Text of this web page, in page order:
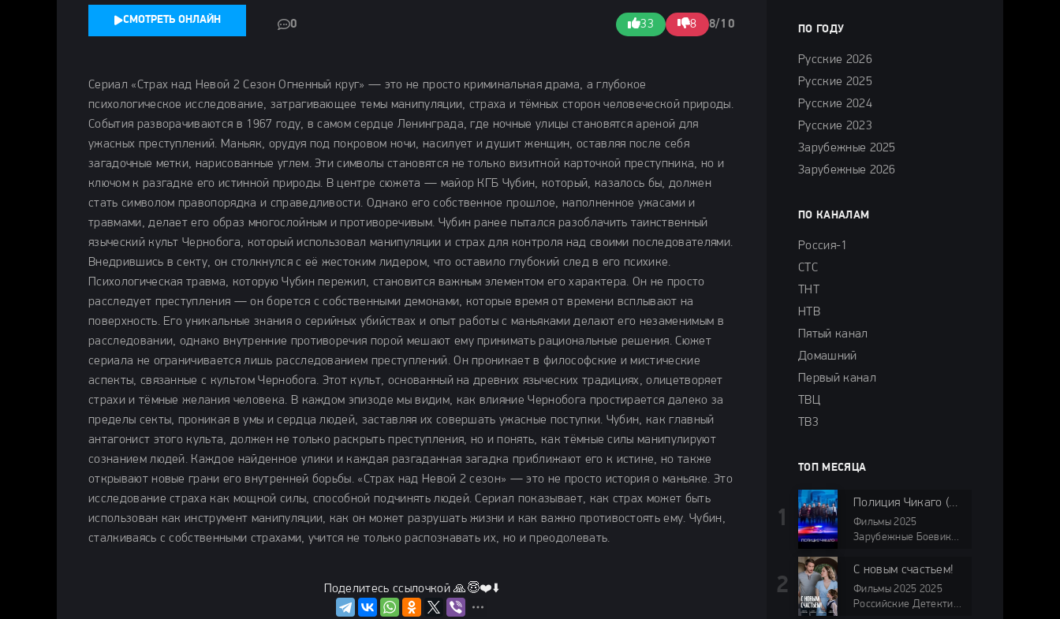
0 33 8 8/10
СМОТРЕТЬ ОНЛАЙН
Сериал «Страх над Невой 2 Сезон Огненный круг» — это не просто криминальная драма, а глубокое
психологическое исследование, затрагивающее темы манипуляции, страха и тёмных сторон человеческой природы.
События разворачиваются в 1967 году, в самом сердце Ленинграда, где ночные улицы становятся ареной для
ужасных преступлений. Маньяк, орудуя под покровом ночи, насилует и душит женщин, оставляя после себя
загадочные метки, нарисованные углем. Эти символы становятся не только визитной карточкой преступника, но и
ключом к разгадке его истинной природы. В центре сюжета — майор КГБ Чубин, который, казалось бы, должен
стать символом правопорядка и справедливости. Однако его собственное прошлое, наполненное ужасами и
травмами, делает его образ многослойным и противоречивым. Чубин ранее пытался разоблачить таинственный
языческий культ Чернобога, который использовал манипуляции и страх для контроля над своими последователями.
Внедрившись в секту, он столкнулся с её жестоким лидером, что оставило глубокий след в его психике.
Психологическая травма, которую Чубин пережил, становится важным элементом его характера. Он не просто
расследует преступления — он борется с собственными демонами, которые время от времени всплывают на
поверхность. Его уникальные знания о серийных убийствах и опыт работы с маньяками делают его незаменимым в
расследовании, однако внутренние противоречия порой мешают ему принимать рациональные решения. Сюжет
сериала не ограничивается лишь расследованием преступлений. Он проникает в философские и мистические
аспекты, связанные с культом Чернобога. Этот культ, основанный на древних языческих традициях, олицетворяет
страхи и тёмные желания человека. В каждом эпизоде мы видим, как влияние Чернобога простирается далеко за
пределы секты, проникая в умы и сердца людей, заставляя их совершать ужасные поступки. Чубин, как главный
антагонист этого культа, должен не только раскрыть преступления, но и понять, как тёмные силы манипулируют
сознанием людей. Каждое найденное улики и каждая разгаданная загадка приближают его к истине, но также
открывают новые грани его внутренней борьбы. «Страх над Невой 2 сезон» — это не просто история о маньяке. Это
исследование страха как мощной силы, способной подчинять людей. Сериал показывает, как страх может быть
использован как инструмент манипуляции, как он может разрушать жизни и как важно противостоять ему. Чубин,
сталкиваясь с собственными страхами, учится не только распознавать их, но и преодолевать.
Поделитесь ссылочкой 🙏😇❤️⬇️
ПО ГОДУ
Русские 2026
Русские 2025
Русские 2024
Русские 2023
Зарубежные 2025
Зарубежные 2026
ПО КАНАЛАМ
Россия-1
СТС
ТНТ
НТВ
Пятый канал
Домашний
Первый канал
ТВЦ
ТВ3
ТОП МЕСЯЦА
Полиция Чикаго (2025)
Фильмы 2025
Зарубежные Боевики
Триллеры Зарубежные
сериалы 2025
С новым счастьем!
Фильмы 2025 2025
Российские Детектив